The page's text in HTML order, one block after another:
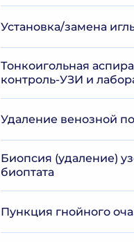
Установка/замена
Тонкоигольная
контроль-УЗИ и
Удаление венозной
Биопсия (удаление)
биоптата
Пункция гнойного